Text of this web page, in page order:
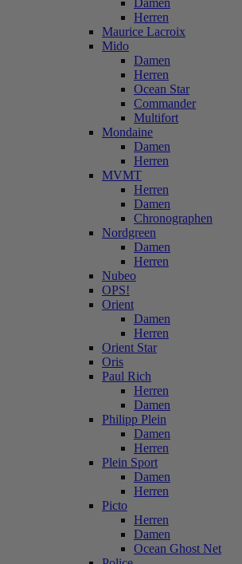
Damen
Herren
Maurice Lacroix
Mido
Damen
Herren
Ocean Star
Commander
Multifort
Mondaine
Damen
Herren
MVMT
Herren
Damen
Chronographen
Nordgreen
Damen
Herren
Nubeo
OPS!
Orient
Damen
Herren
Orient Star
Oris
Paul Rich
Herren
Damen
Philipp Plein
Damen
Herren
Plein Sport
Damen
Herren
Picto
Herren
Damen
Ocean Ghost Net